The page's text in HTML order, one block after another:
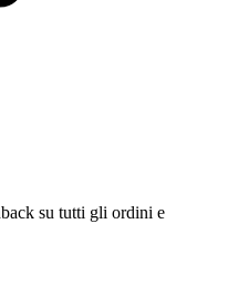
su tutti gli ordini e